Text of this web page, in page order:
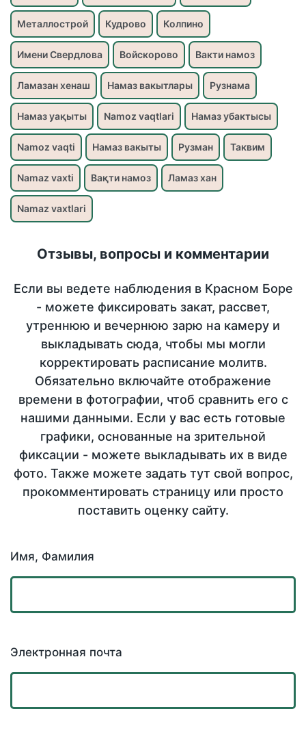
Металлострой Кудрово Колпино
Имени Свердлова Войскорово Вакти намоз
Ламазан хенаш Намаз вакытлары Рузнама
Намаз уақыты Namoz vaqtlari Намаз убактысы
Namoz vaqti Намаз вакыты Рузман Таквим
Namaz vaxti Вақти намоз Ламаз хан
Namaz vaxtlari
Отзывы, вопросы и комментарии
Если вы ведете наблюдения в Красном Боре
- можете фиксировать закат, рассвет,
утреннюю и вечернюю зарю на камеру и
выкладывать сюда, чтобы мы могли
корректировать расписание молитв.
Обязательно включайте отображение
времени в фотографии, чтоб сравнить его с
нашими данными. Если у вас есть готовые
графики, основанные на зрительной
фиксации - можете выкладывать их в виде
фото. Также можете задать тут свой вопрос,
прокомментировать страницу или просто
поставить оценку сайту.
Имя, Фамилия
Электронная почта